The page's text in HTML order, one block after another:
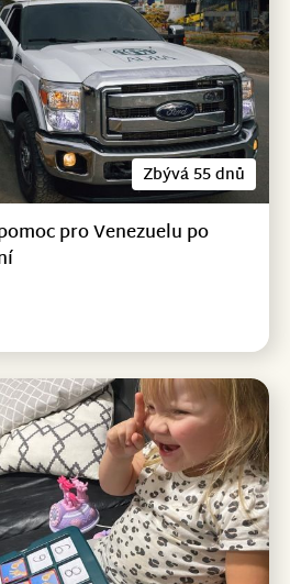
Zbývá 55 dnů
pro Venezuelu po